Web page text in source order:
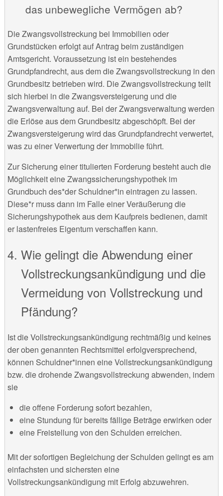
das unbewegliche Vermögen ab?
Die Zwangsvollstreckung bei Immobilien oder
Grundstücken erfolgt auf Antrag beim zuständigen
Amtsgericht. Voraussetzung ist ein bestehendes
Grundpfandrecht, aus dem die Zwangsvollstreckung in den
Grundbesitz betrieben wird. Die Zwangsvollstreckung teilt
sich hierbei in die Zwangsversteigerung und die
Zwangsverwaltung auf. Bei der Zwangsverwaltung werden
die Erlöse aus dem Grundbesitz abgeschöpft. Bei der
Zwangsversteigerung wird das Grundpfandrecht verwertet,
was zu einer Verwertung der Immobilie führt.
Zur Sicherung einer titulierten Forderung besteht auch die
Möglichkeit eine Zwangssicherungshypothek im
Grundbuch des*der Schuldner*in eintragen zu lassen.
Diese*r muss dann im Falle einer Veräußerung die
Sicherungshypothek aus dem Kaufpreis bedienen, damit
er lastenfreies Eigentum verschaffen kann.
Wie gelingt die Abwendung einer
Vollstreckungsankündigung und die
Vermeidung von Vollstreckung und
Pfändung?
Ist die Vollstreckungsankündigung rechtmäßig und keines
der oben genannten Rechtsmittel erfolgversprechend,
können Schuldner*innen eine Vollstreckungsankündigung
bzw. die drohende Zwangsvollstreckung abwenden, indem
sie
die offene Forderung sofort bezahlen,
eine Stundung für bereits fällige Beträge erwirken oder
eine Freistellung von den Schulden erreichen.
Mit der sofortigen Begleichung der Schulden gelingt es am
einfachsten und sichersten eine
Vollstreckungsankündigung mit Erfolg abzuwehren.